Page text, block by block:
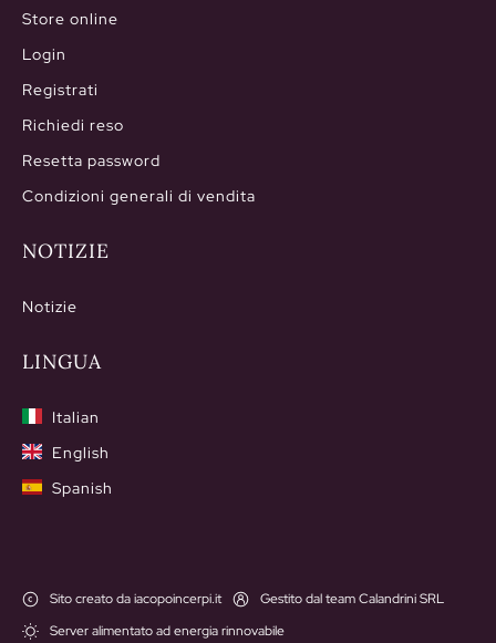
Store online
Login
Registrati
Richiedi reso
Resetta password
Condizioni generali di vendita
NOTIZIE
Notizie
LINGUA
Italian
English
Spanish
Sito creato da iacopoincerpi.it
Gestito dal team Calandrini SRL
Server alimentato ad energia rinnovabile